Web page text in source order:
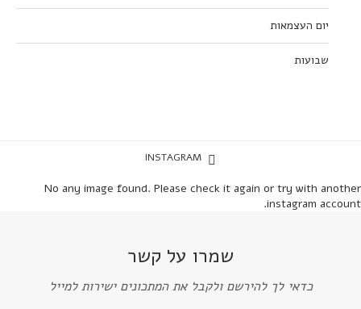
יום העצמאות
שבועות
INSTAGRAM
No any image found. Please check it again or try with another
instagram account.
שמרו על קשר
כדאי לך להירשם ולקבל את המתכונים ישירות למייל